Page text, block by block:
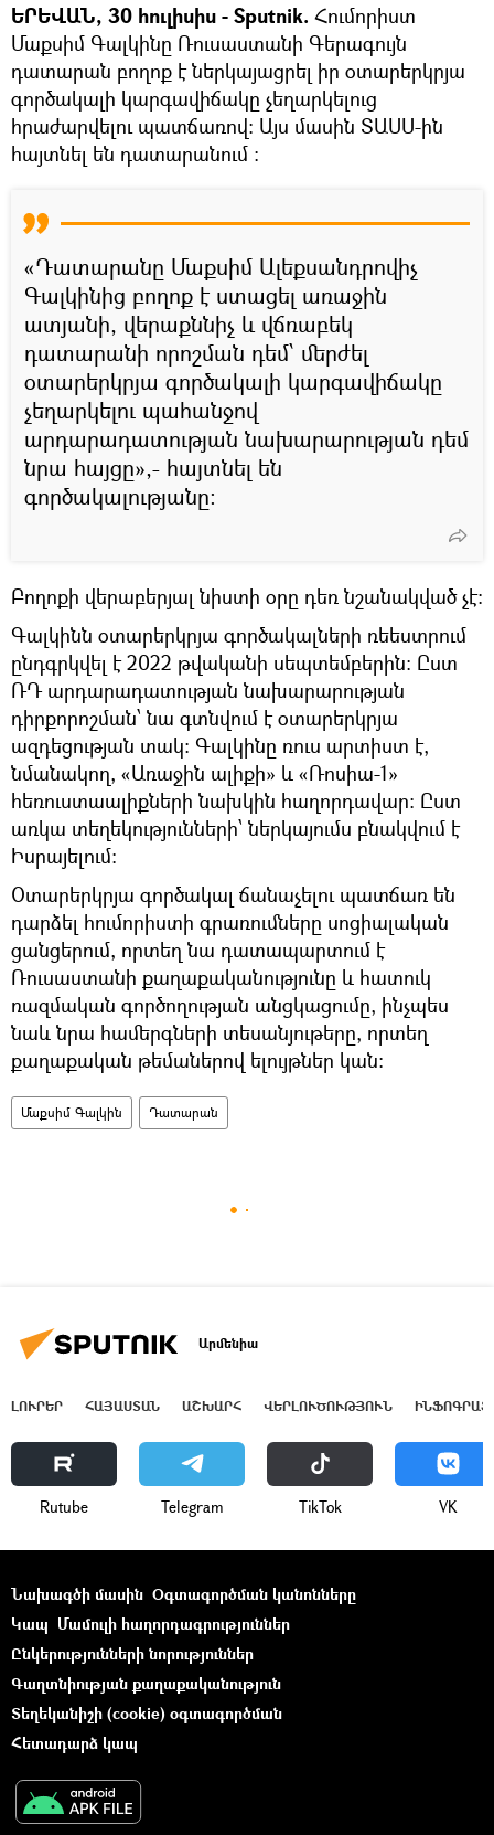
ԵՐԵՎԱՆ, 30 հուլիսիս - Sputnik. Հումորիստ
Մաքսիմ Գալկինը Ռուսաստանի Գերագույն
դատարան բողոք է ներկայացրել իր օտարերկրյա
գործակալի կարգավիճակը չեղարկելուց
հրաժարվելու պատճառով։ Այս մասին ՏԱՍՍ-ին
հայտնել են դատարանում ։
«Դատարանը Մաքսիմ Ալեքսանդրովիչ
Գալկինից բողոք է ստացել առաջին
ատյանի, վերաքննիչ և վճռաբեկ
դատարանի որոշման դեմ՝ մերժել
օտարերկրյա գործակալի կարգավիճակը
չեղարկելու պահանջով
արդարադատության նախարարության դեմ
նրա հայցը»,- հայտնել են
գործակալությանը:
Բողոքի վերաբերյալ նիստի օրը դեռ նշանակված չէ։
Գալկինն օտարերկրյա գործակալների ռեեստրում
ընդգրկվել է 2022 թվականի սեպտեմբերին։ Ըստ
ՌԴ արդարադատության նախարարության
դիրքորոշման՝ նա գտնվում է օտարերկրյա
ազդեցության տակ։ Գալկինը ռուս արտիստ է,
նմանակող, «Առաջին ալիքի» և «Ռոսիա-1»
հեռուստաալիքների նախկին հաղորդավար։ Ըստ
առկա տեղեկությունների՝ ներկայումս բնակվում է
Իսրայելում։
Օտարերկրյա գործակալ ճանաչելու պատճառ են
դարձել հումորիստի գրառումները սոցիալական
ցանցերում, որտեղ նա դատապարտում է
Ռուսաստանի քաղաքականությունը և հատուկ
ռազմական գործողության անցկացումը, ինչպես
նաև նրա համերգների տեսանյութերը, որտեղ
քաղաքական թեմաներով ելույթներ կան:
Մաքսիմ Գալկին Դատարան
Արմենիա
ԼՈՒՐԵՐ ՀԱՅԱՍՏԱՆ ԱՇԽԱՐՀ ՎԵՐԼՈՒԾՈՒԹՅՈՒՆ
Rutube Telegram ТikТоk VK
Նախագծի մասին Օգտագործման կանոնները
Կապ Մամուլի հաղորդագրություններ
Ընկերությունների նորություններ
Գաղտնիության քաղաքականություն
Տեղեկանիշի (cookie) օգտագործման
Հետադարձ կապ